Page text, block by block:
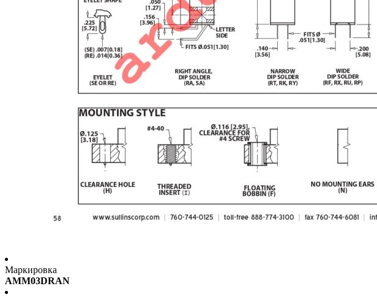
Маркировка
AMM03DRAN